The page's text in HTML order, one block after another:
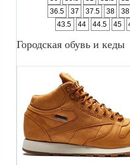
36.5
37 37.5 38
43.5
44 44.5 45
Городская обувь и кеды